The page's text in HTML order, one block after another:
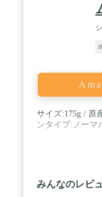
サイズ:175g / 原
ンタイプ:ノーマ
みんなのレビ